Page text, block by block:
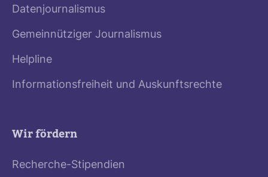
Datenjournalismus
Gemeinnütziger Journalismus
Helpline
Informationsfreiheit und Auskunftsrechte
Wir fördern
Recherche-Stipendien